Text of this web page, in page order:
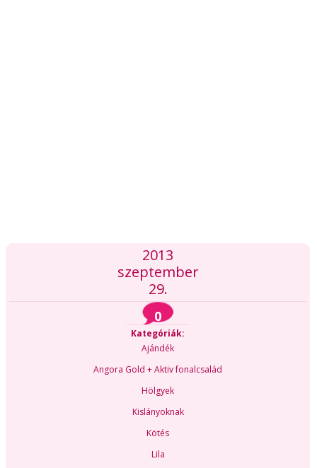
2013
szeptember
29.
0
Kategóriák:
Ajándék
Angora Gold + Aktiv fonalcsalád
Hölgyek
Kislányoknak
Kötés
Lila